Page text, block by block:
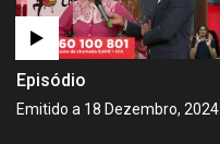
Episódio
Emitido a 18 Dezembro, 2024